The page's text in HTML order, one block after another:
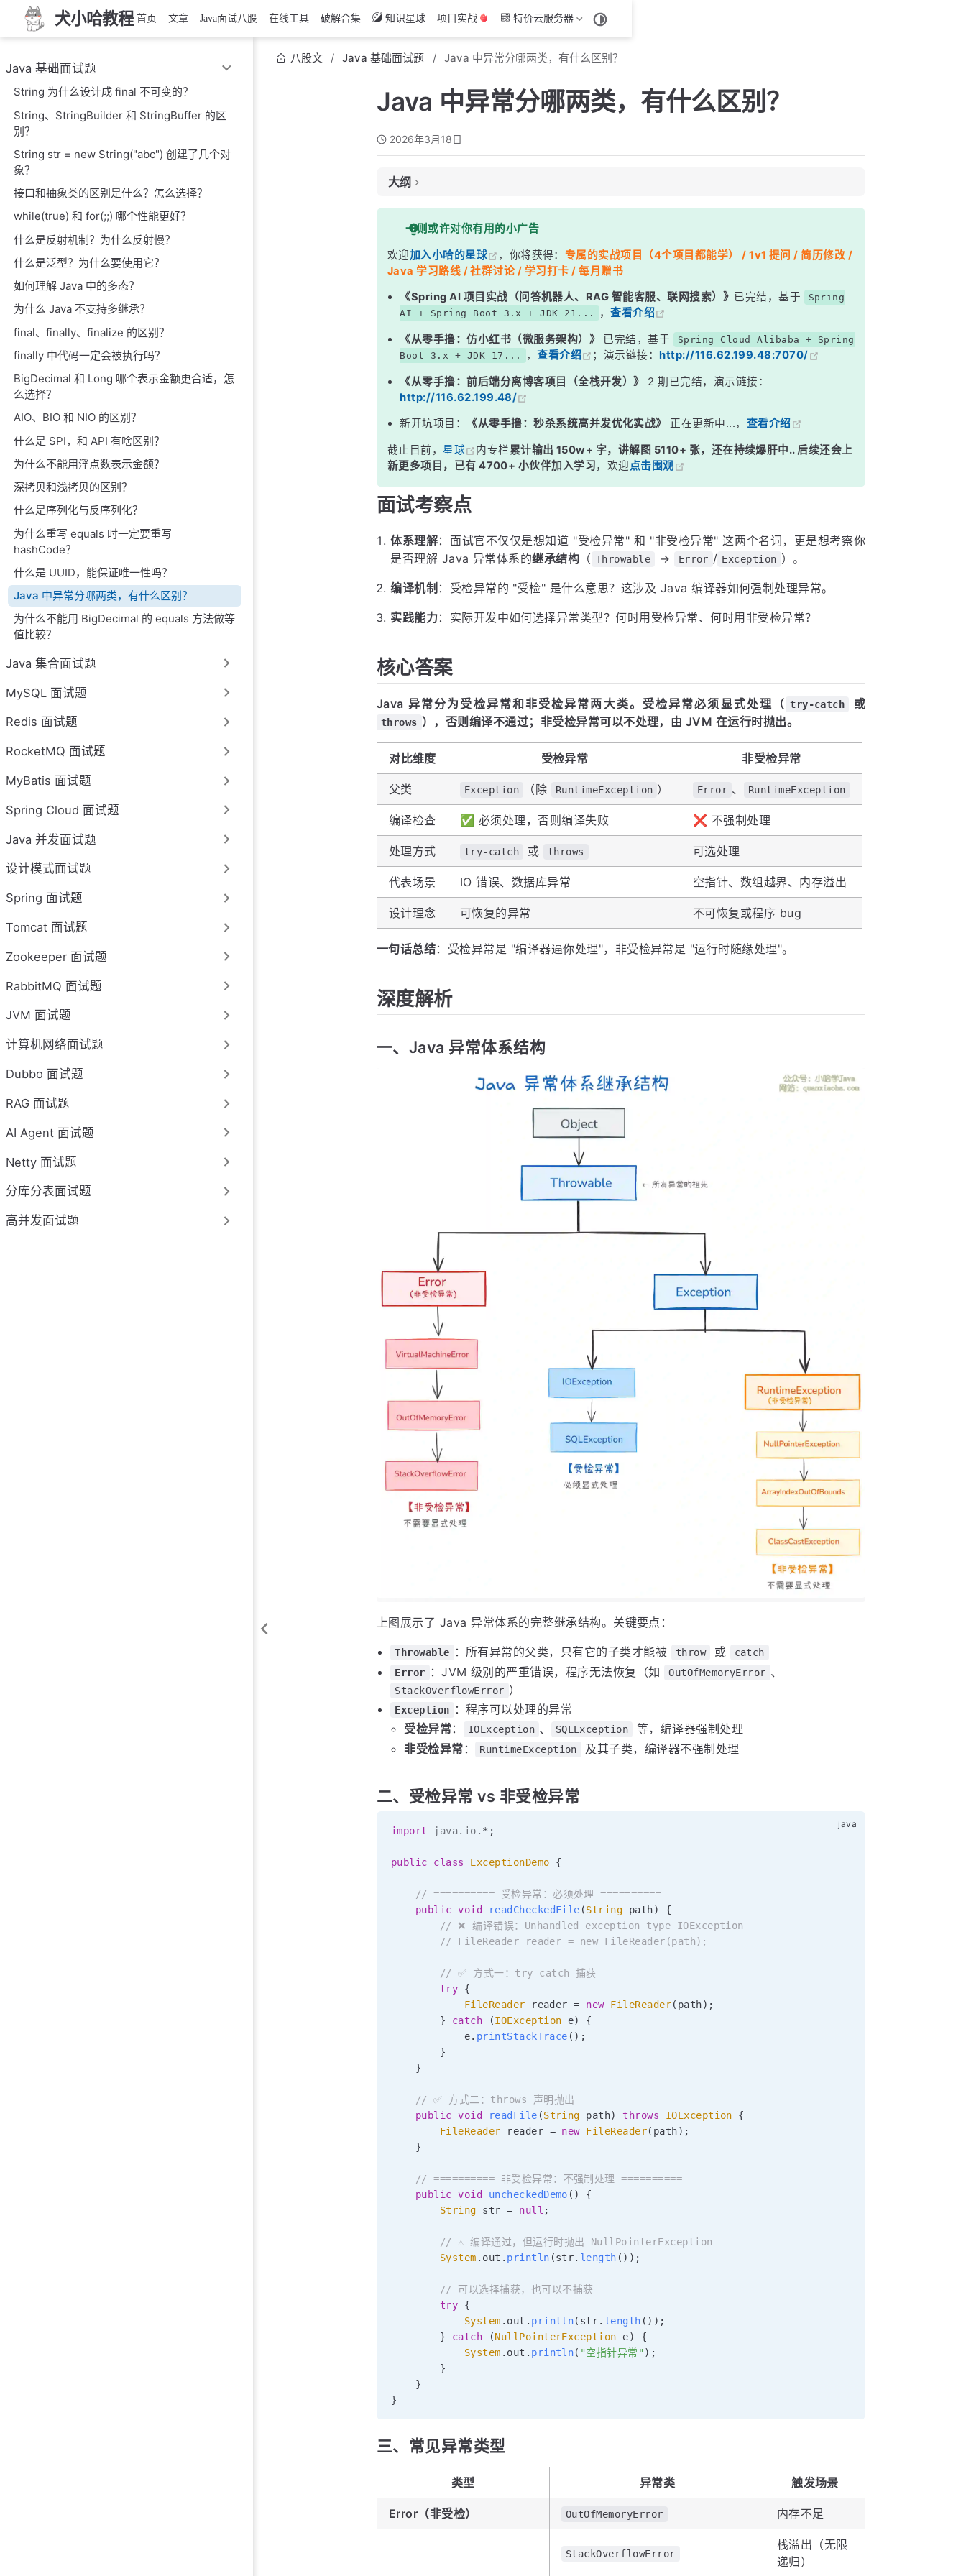
犬小哈教程 首页 文章 Java面试八股 在线工具 破解合集 知识星球 项目实战 特价云服务器
Java 基础面试题
String 为什么设计成 final 不可变的？
String、StringBuilder 和 StringBuffer 的区
别？
String str = new String("abc") 创建了几个对
象？
接口和抽象类的区别是什么？怎么选择？
while(true) 和 for(;;) 哪个性能更好？
什么是反射机制？为什么反射慢？
什么是泛型？为什么要使用它？
如何理解 Java 中的多态？
为什么 Java 不支持多继承？
final、finally、finalize 的区别？
finally 中代码一定会被执行吗？
BigDecimal 和 Long 哪个表示金额更合适，怎
么选择？
AIO、BIO 和 NIO 的区别？
什么是 SPI，和 API 有啥区别？
为什么不能用浮点数表示金额？
深拷贝和浅拷贝的区别？
什么是序列化与反序列化？
为什么重写 equals 时一定要重写
hashCode？
什么是 UUID，能保证唯一性吗？
Java 中异常分哪两类，有什么区别？
为什么不能用 BigDecimal 的 equals 方法做等
值比较？
Java 集合面试题
MySQL 面试题
Redis 面试题
RocketMQ 面试题
MyBatis 面试题
Spring Cloud 面试题
Java 并发面试题
设计模式面试题
Spring 面试题
Tomcat 面试题
Zookeeper 面试题
RabbitMQ 面试题
JVM 面试题
计算机网络面试题
Dubbo 面试题
RAG 面试题
AI Agent 面试题
Netty 面试题
分库分表面试题
高并发面试题
八股文 Java 基础面试题 Java 中异常分哪两类，有什么区别？
Java 中异常分哪两类，有什么区别？
2026年3月18日
大纲
面试考察点
核心答案
深度解析
二、受检异常 vs 非受检异常
三、常见异常类型
四、如何选择异常类型？
五、最佳实践
面试高频追问
常见面试变体
记忆口诀
一则或许对你有用的小广告
欢迎加入小哈的星球 ，你将获得： 专属的实战项目（4个项目都能学） / 1v1 提问 / 简历修改 /
Java 学习路线 / 社群讨论 / 学习打卡 / 每月赠书
《Spring AI 项目实战（问答机器人、RAG 智能客服、联网搜索）》 已完结，基于
Spring
AI + Spring Boot 3.x + JDK 21...
，查看介绍
《从零手撸：仿小红书（微服务架构）》 已完结，基于
Spring Cloud Alibaba + Spring
Boot 3.x + JDK 17...
，查看介绍 ；演示链接：http://116.62.199.48:7070/
《从零手撸：前后端分离博客项目（全栈开发）》
2 期已完结，演示链接：
http://116.62.199.48/
新开坑项目： 《从零手撸：秒杀系统高并发优化实战》 正在更新中...， 查看介绍
截止目前， 星球 内专栏累计输出 150w+ 字，讲解图 5110+ 张，还在持续爆肝中.. 后续还会上
新更多项目，已有 4700+ 小伙伴加入学习，欢迎点击围观
面试考察点
体系理解：面试官不仅仅是想知道 "受检异常" 和 "非受检异常" 这两个名词，更是想考察你
是否理解 Java 异常体系的继承结构 （ Throwable → Error / Exception ）。
编译机制 ：受检异常的 "受检" 是什么意思？这涉及 Java 编译器如何强制处理异常。
实践能力：实际开发中如何选择异常类型？何时用受检异常、何时用非受检异常？
核心答案
Java 异常分为受检异常和非受检异常两大类。受检异常必须显式处理（ try-catch 或
throws ），否则编译不通过；非受检异常可以不处理，由 JVM 在运行时抛出。
对比维度 受检异常 非受检异常
父类 Exception （除 RuntimeException ） Error 、 RuntimeException
编译检查 ✅ 必须处理，否则编译失败 ❌ 不强制处理
处理方式 try-catch 或 throws 可选处理
代表场景 IO 错误、数据库异常 空指针、数组越界、内存溢出
设计理念 可恢复的异常 不可恢复或程序 bug
一句话总结：受检异常是 "编译器逼你处理"，非受检异常是 "运行时随缘处理"。
深度解析
一、Java 异常体系结构
上图展示了 Java 异常体系的完整继承结构。关键要点：
Throwable ：所有异常的父类，只有它的子类才能被 throw 或
catch
Error
：JVM 级别的严重错误，程序无法恢复（如 OutOfMemoryError 、
StackOverflowError ）
Exception
：程序可以处理的异常
受检异常： IOException 、 SQLException
等，编译器强制处理
非受检异常 ： RuntimeException 及其子类，编译器不强制处理
二、受检异常 vs 非受检异常
import java. io . * ;
public class ExceptionDemo {
// ========== 受检异常：必须处理 ==========
public void readCheckedFile (String path)
{
// ❌ 编译错误：Unhandled exception type IOException
// FileReader reader = new FileReader(path);
// ✅ 方式一：try-catch 捕获
try
{
FileReader reader = new FileReader( path) ;
}
catch (IOException e)
{
            e
. printStackTrace ( ) ;
}
}
// ✅ 方式二：throws 声明抛出
public void readFile (String path) throws IOException
{
FileReader reader = new FileReader( path) ;
}
// ========== 非受检异常：不强制处理 ==========
public void uncheckedDemo ( )
{
String str = null ;
// ⚠️ 编译通过，但运行时抛出 NullPointerException
System . out . println (str. length ( ) ) ;
// 可以选择捕获，也可以不捕获
try
{
System . out . println( str. length ( ) ) ;
}
catch (NullPointerException e)
{
System . out . println( "空指针异常" ) ;
}
}
}
三、常见异常类型
类型 异常类 触发场景
Error（非受检） OutOfMemoryError 内存不足
StackOverflowError
栈溢出（无限
递归）